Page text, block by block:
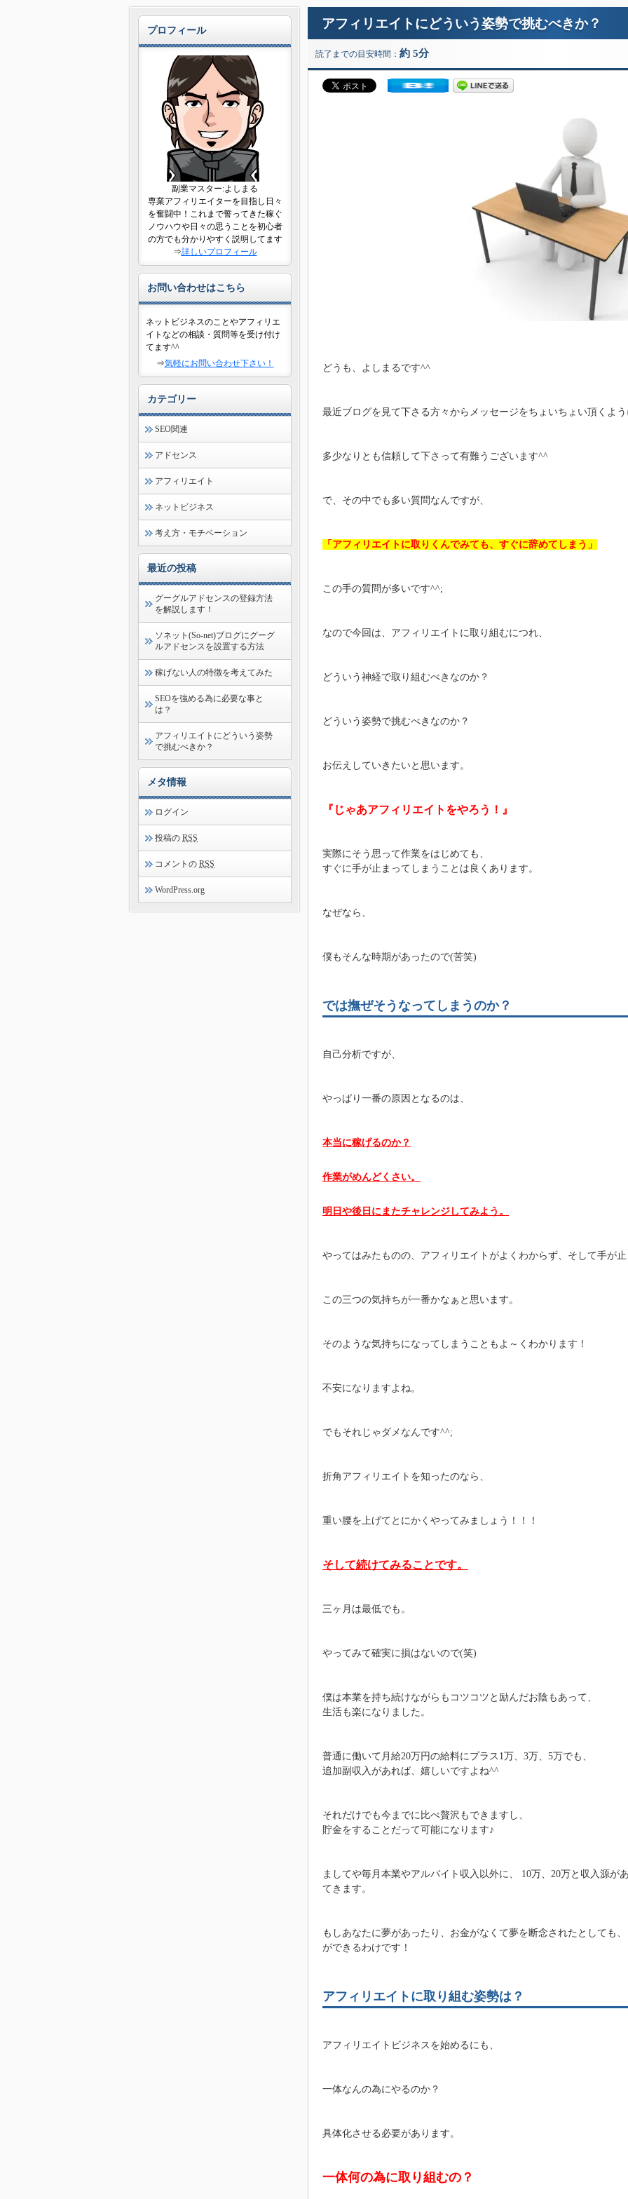
アフィリエイトにどういう姿勢で挑むべきか？
読了までの目安時間： 約 5分
どうも、よしまるです^^
最近ブログを見て下さる方々からメッセージをちょいちょい頂くよう
多少なりとも信頼して下さって有難うございます^^
で、その中でも多い質問なんですが、
「アフィリエイトに取りくんでみても、すぐに辞めてしまう」
この手の質問が多いです^^;
なので今回は、アフィリエイトに取り組むにつれ、
どういう神経で取り組むべきなのか？
どういう姿勢で挑むべきなのか？
お伝えしていきたいと思います。
『じゃあアフィリエイトをやろう！』
実際にそう思って作業をはじめても、
すぐに手が止まってしまうことは良くあります。
なぜなら、
僕もそんな時期があったので(苦笑)
では撫ぜそうなってしまうのか？
自己分析ですが、
やっぱり一番の原因となるのは、
本当に稼げるのか？
作業がめんどくさい。
明日や後日にまたチャレンジしてみよう。
やってはみたものの、アフィリエイトがよくわからず、そして手が
この三つの気持ちが一番かなぁと思います。
そのような気持ちになってしまうこともよ～くわかります！
不安になりますよね。
でもそれじゃダメなんです^^;
折角アフィリエイトを知ったのなら、
重い腰を上げてとにかくやってみましょう！！！
そして続けてみることです。
三ヶ月は最低でも。
やってみて確実に損はないので(笑)
僕は本業を持ち続けながらもコツコツと励んだお陰もあって、
生活も楽になりました。
普通に働いて月給20万円の給料にプラス1万、3万、5万でも、
追加副収入があれば、嬉しいですよね^^
それだけでも今までに比べ贅沢もできますし、
貯金をすることだって可能になります♪
ましてや毎月本業やアルバイト収入以外に、 10万、20万と収入源が
てきます。
もしあなたに夢があったり、お金がなくて夢を断念されたとしても
ができるわけです！
アフィリエイトに取り組む姿勢は？
アフィリエイトビジネスを始めるにも、
一体なんの為にやるのか？
具体化させる必要があります。
一体何の為に取り組むの？
プロフィール
副業マスター:よしまる
専業アフィリエイターを目指し日々
を奮闘中！これまで誓ってきた稼ぐ
ノウハウや日々の思うことを初心者
の方でも分かりやすく説明してます
⇒詳しいプロフィール
お問い合わせはこちら
ネットビジネスのことやアフィリエ
イトなどの相談・質問等を受け付け
てます^^
⇒気軽にお問い合わせ下さい！
カテゴリー
SEO関連
アドセンス
アフィリエイト
ネットビジネス
考え方・モチベーション
最近の投稿
グーグルアドセンスの登録方法
を解説します！
ソネット(So-net)ブログにグーグ
ルアドセンスを設置する方法
稼げない人の特徴を考えてみた
SEOを強める為に必要な事と
は？
アフィリエイトにどういう姿勢
で挑むべきか？
メタ情報
ログイン
投稿の RSS
コメントの RSS
WordPress.org